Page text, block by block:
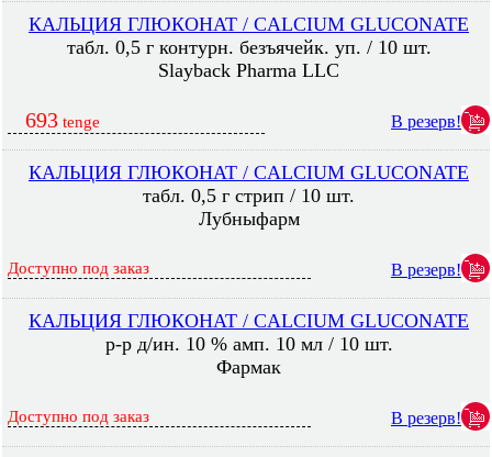
КАЛЬЦИЯ ГЛЮКОНАТ / CALCIUM GLUCONATE
табл. 0,5 г контурн. безъячейк. уп. / 10 шт.
Slayback Pharma LLC
693 tenge В резерв!
КАЛЬЦИЯ ГЛЮКОНАТ / CALCIUM GLUCONATE
табл. 0,5 г стрип / 10 шт.
Лубныфарм
Доступно под заказ В резерв!
КАЛЬЦИЯ ГЛЮКОНАТ / CALCIUM GLUCONATE
р-р д/ин. 10 % амп. 10 мл / 10 шт.
Фармак
Доступно под заказ В резерв!